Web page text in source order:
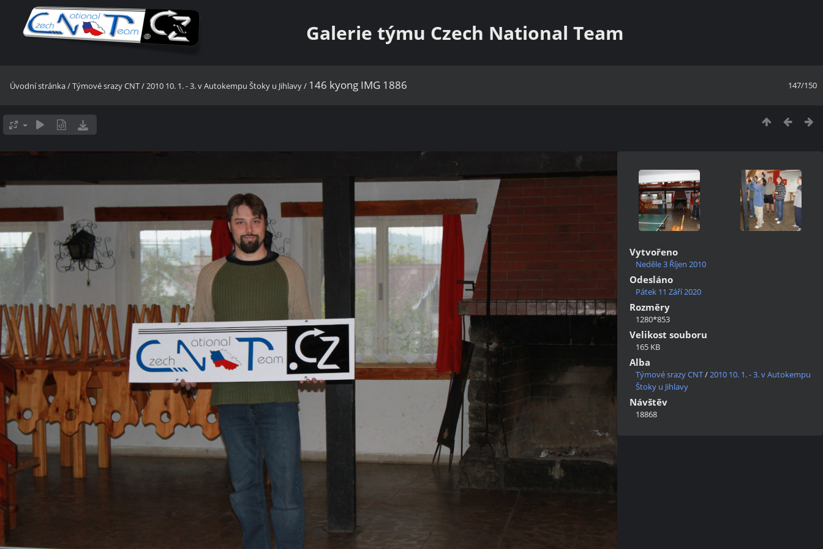
Galerie týmu Czech National Team
147/150
Úvodní stránka/Týmové srazy CNT/2010 10. 1. - 3. v Autokempu Štoky u Jihlavy/ 146 kyong IMG 1886
Vytvořeno
Neděle 3 Říjen 2010
Odesláno
Pátek 11 Září 2020
Rozměry
1280*853
Velikost souboru
165 KB
Alba
Týmové srazy CNT/2010 10. 1. - 3. v Autokempu
Štoky u Jihlavy
Návštěv
18868